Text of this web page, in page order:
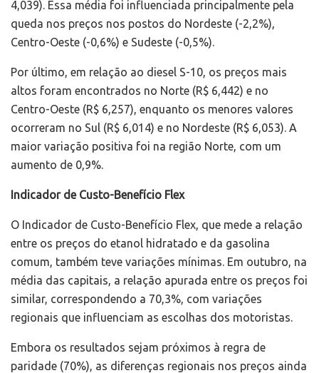
4,039). Essa média foi influenciada principalmente pela
queda nos preços nos postos do Nordeste (-2,2%),
Centro-Oeste (-0,6%) e Sudeste (-0,5%).
Por último, em relação ao diesel S-10, os preços mais
altos foram encontrados no Norte (R$ 6,442) e no
Centro-Oeste (R$ 6,257), enquanto os menores valores
ocorreram no Sul (R$ 6,014) e no Nordeste (R$ 6,053). A
maior variação positiva foi na região Norte, com um
aumento de 0,9%.
Indicador de Custo-Benefício Flex
O Indicador de Custo-Benefício Flex, que mede a relação
entre os preços do etanol hidratado e da gasolina
comum, também teve variações mínimas. Em outubro, na
média das capitais, a relação apurada entre os preços foi
similar, correspondendo a 70,3%, com variações
regionais que influenciam as escolhas dos motoristas.
Embora os resultados sejam próximos à regra de
paridade (70%), as diferenças regionais nos preços ainda